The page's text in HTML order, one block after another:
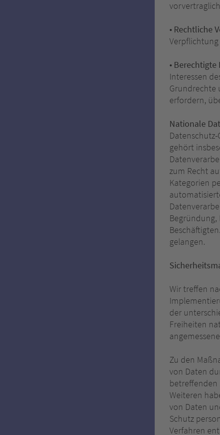
• Rechtliche
• Berechtigte
Interessen
Grundrechte
erfordern,
Nationale
gehört
zum Recht
Kategorien
gelangen.
Wir treffen
der
Freiheiten
Zu den
von Daten
betreffenden
Weiteren
von Daten
Schutz
Verfahren